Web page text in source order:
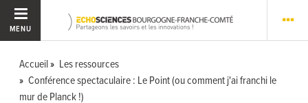
MENU
Accueil
Les ressources
Conférence spectaculaire : Le Point (ou comment j'ai franchi le
mur de Planck !)